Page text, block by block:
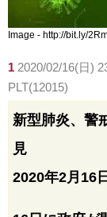
Image - http://bit.ly/
1 2020/02/16(日)
PLT(12015)
新型肺炎、警
見
2020年2月16